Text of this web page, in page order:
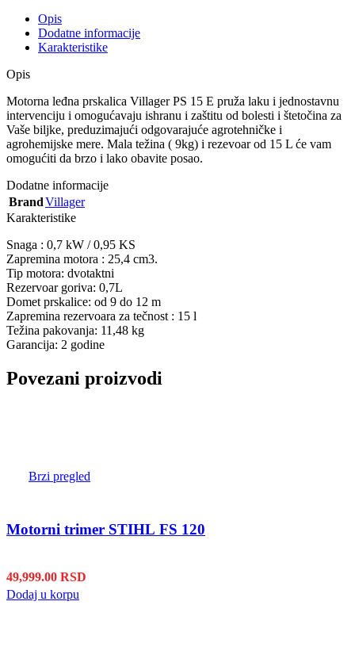
Opis
Dodatne informacije
Karakteristike
Opis
Motorna leđna prskalica Villager PS 15 E pruža laku i jednostavnu
intervenciju i omogućavaju ishranu i zaštitu od bolesti i štetočina za
Vaše biljke, preduzimajući odgovarajuće agrotehničke i
agrohemijske mere. Mala težina ( 9kg) i rezevoar od 15 L će vam
omogućiti da brzo i lako obavite posao.
Dodatne informacije
BrandVillager
Karakteristike
Snaga : 0,7 kW / 0,95 KS
Zapremina motora : 25,4 cm3.
Tip motora: dvotaktni
Rezervoar goriva: 0,7L
Domet prskalice: od 9 do 12 m
Zapremina rezervoara za tečnost : 15 l
Težina pakovanja: 11,48 kg
Garancija: 2 godine
Povezani proizvodi
Brzi pregled
Motorni trimer STIHL FS 120
49,999.00 RSD
Dodaj u korpu